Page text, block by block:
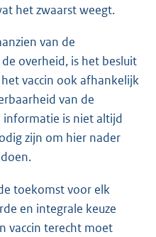
het zwaarst weegt.
van de
overheid, is het besluit
vaccin ook afhankelijk
van de
informatie is niet altijd
zijn om hier nader
toekomst voor elk
en integrale keuze
vaccin terecht moet